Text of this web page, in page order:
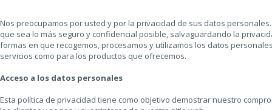
Nos preocupamos por usted y por la privacidad de sus datos
que sea lo más seguro y confidencial posible, salvaguardando la
formas en que recogemos, procesamos y utilizamos los datos
servicios como para los productos que ofrecemos.
Acceso a los datos personales
Esta política de privacidad tiene como objetivo demostrar nuestro